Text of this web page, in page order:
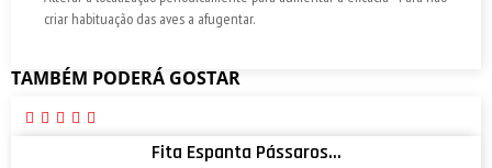
criar habituação das aves a afugentar.
TAMBÉM PODERÁ GOSTAR
Fita Espanta Pássaros...